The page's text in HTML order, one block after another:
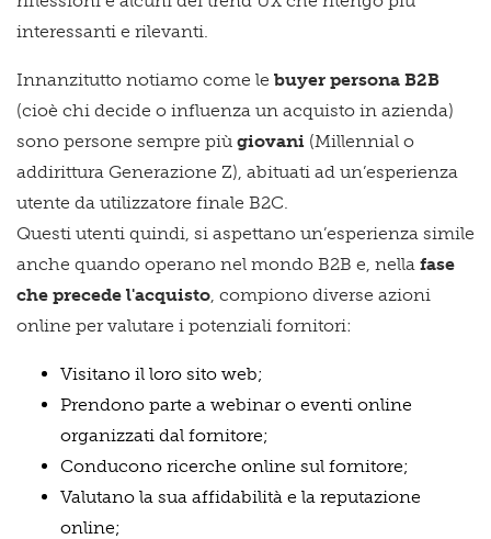
interessanti e rilevanti.
Innanzitutto notiamo come le buyer persona B2B
(cioè chi decide o influenza un acquisto in azienda)
sono persone sempre più giovani (Millennial o
addirittura Generazione Z), abituati ad un’esperienza
utente da utilizzatore finale B2C.
Questi utenti quindi, si aspettano un’esperienza simile
anche quando operano nel mondo B2B e, nella fase
che precede l'acquisto compiono diverse azioni
online per valutare i potenziali fornitori:
Visitano il loro sito web;
Prendono parte a webinar o eventi online
organizzati dal fornitore;
Conducono ricerche online sul fornitore;
Valutano la sua affidabilità e la reputazione
online;